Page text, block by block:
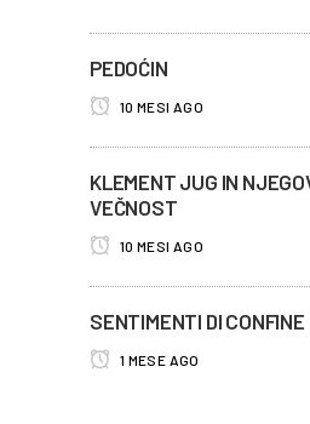
PEDOĆIN
10 MESI AGO
KLEMENT JUG IN
VEČNOST
10 MESI AGO
SENTIMENTI DI CONFINE
1 MESE AGO